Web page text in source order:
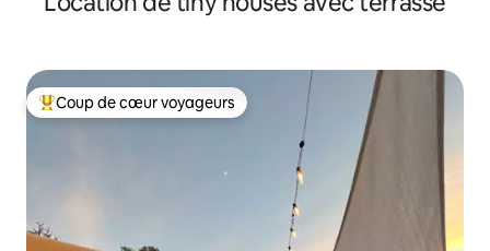
Coups de cœur voyageurs les plus appréciés
Coup de cœur voyageurs